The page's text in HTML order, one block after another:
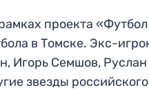
проекта
в Томске. Экс-
Игорь Семшов, Руслан
звезды российского